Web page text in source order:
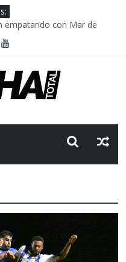
empatando con Mar de
a Israel; el Frente
al paso del tiempo
homicidios son lo